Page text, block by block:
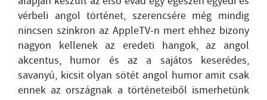
vérbeli angol történet, szerencsére még mindig
nincsen szinkron az AppleTV-n mert ehhez bizony
nagyon kellenek az eredeti hangok, az angol
akcentus, humor és az a sajátos keserédes,
savanyú, kicsit olyan sötét angol humor amit csak
ennek az országnak a történeteiből ismerhetünk